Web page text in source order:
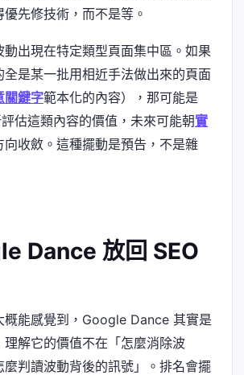
先修技術，而不是等。
動出現在特定類型頁面集中區。如果
全是某一批用相近手法做出來的頁面
關鍵字範本化的內容），那可能是
估這類內容的價值，未來可能朝實
向收斂。這種擺動是預告，不是雜
Dance 放回 SEO
概能感覺到，Google Dance 其實是
理解它的價值不在「怎麼消除波
麼判讀波動背後的訊號」。排名會擺